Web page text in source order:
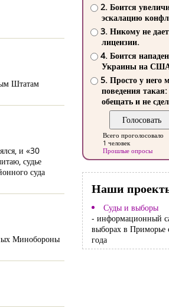
Штатам
и «30
судье
суда
Минобороны
2. Боится
эскалацию
3. Никому не
лицензии.
4. Боится
Украины на
5. Просто у него
поведения такая:
обещать и не
Всего проголосовало
1 человек
Прошлые опросы
Наши
Суды и выборы
- информационный
выборах в Приморье
года